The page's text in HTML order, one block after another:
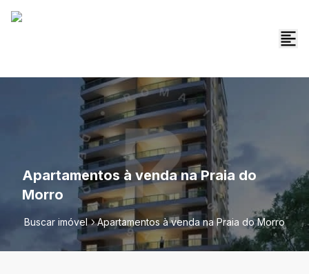
Apartamentos à venda na Praia do
Morro
Buscar imóvel Apartamentos à venda na Praia do Morro